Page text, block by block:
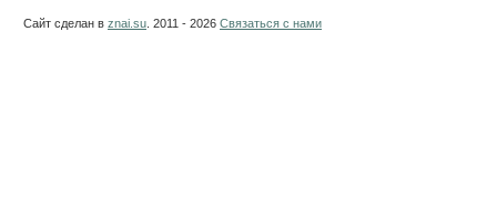
Сайт сделан в znai.su . 2011 - 2026 Связаться с нами